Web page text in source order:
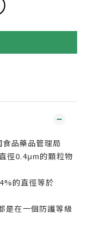
品藥品管理局
徑0.4μm的顆粒物
的直徑等於
是在一個防護等級